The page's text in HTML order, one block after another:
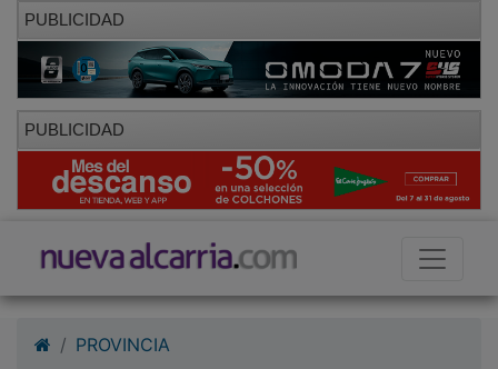
PUBLICIDAD
PUBLICIDAD